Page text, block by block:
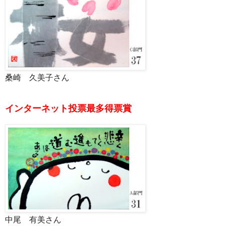
桑崎 久美子さん
インターネット投票最多得票賞
中尾 有美さん